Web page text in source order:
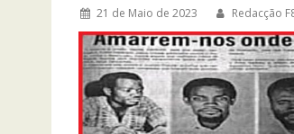
21 de Maio de 2023 Redacção